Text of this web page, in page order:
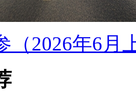
（2026年6月